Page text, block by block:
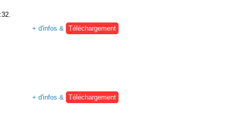
+ d'infos &
Téléchargement
+ d'infos &
Téléchargement